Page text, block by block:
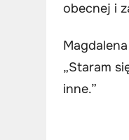
obecnej i
„Staram
inne.”